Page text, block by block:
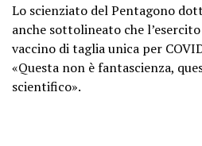
Lo scienziato del Pentagono
anche sottolineato che
vaccino di taglia unica per
«Questa non è fantascienza,
scientifico».